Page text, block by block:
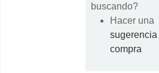
buscando?
Hacer una
sugerencia
compra